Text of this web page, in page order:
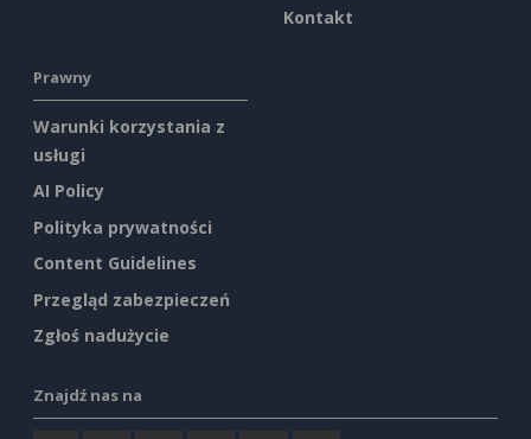
Kontakt
Prawny
Warunki korzystania z
usługi
AI Policy
Polityka prywatności
Content Guidelines
Przegląd zabezpieczeń
Zgłoś nadużycie
Znajdź nas na